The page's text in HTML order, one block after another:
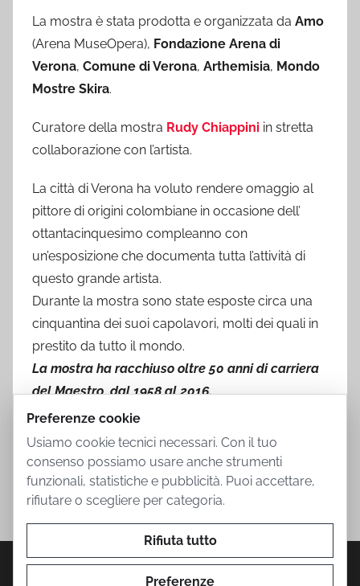
La mostra è stata prodotta e organizzata da Amo
(Arena MuseOpera), Fondazione Arena di
Verona, Comune di Verona, Arthemisia, Mondo
Mostre Skira.
Curatore della mostra Rudy Chiappini in stretta
collaborazione con l’artista.
La città di Verona ha voluto rendere omaggio al
pittore di origini colombiane in occasione dell’
ottantacinquesimo compleanno con
un’esposizione che documenta tutta l’attività di
questo grande artista.
Durante la mostra sono state esposte circa una
cinquantina dei suoi capolavori, molti dei quali in
prestito da tutto il mondo.
La mostra ha racchiuso oltre 50 anni di carriera
del Maestro, dal 1958 al 2016.
Informazioni societarie
Preferenze cookie
Usiamo cookie tecnici necessari. Con il tuo
consenso possiamo usare anche strumenti
funzionali, statistiche e pubblicità. Puoi accettare,
rifiutare o scegliere per categoria.
Rifiuta tutto
Preferenze